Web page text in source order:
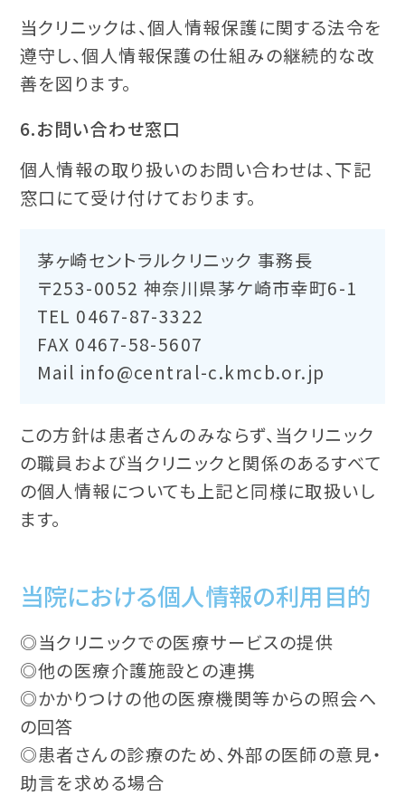
当クリニックは、個人情報保護に関する法令を
遵守し、個人情報保護の仕組みの継続的な改
善を図ります。
6.お問い合わせ窓口
個人情報の取り扱いのお問い合わせは、下記
窓口にて受け付けております。
茅ヶ崎セントラルクリニック 事務長
〒253-0052 神奈川県茅ケ崎市幸町6-1
TEL 0467-87-3322
FAX 0467-58-5607
Mail info@central-c.kmcb.or.jp
この方針は患者さんのみならず、当クリニック
の職員および当クリニックと関係のあるすべて
の個人情報についても上記と同様に取扱いし
ます。
当院における個人情報の利用目的
◎当クリニックでの医療サービスの提供
◎他の医療介護施設との連携
◎かかりつけの他の医療機関等からの照会へ
の回答
◎患者さんの診療のため、外部の医師の意見・
助言を求める場合